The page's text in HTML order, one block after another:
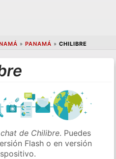
» PANAMÁ » CHILIBRE
chat de Chilibre. Puedes
Flash o en versión